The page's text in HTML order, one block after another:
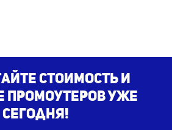
стоимость и
промоутеров уже
сегодня!